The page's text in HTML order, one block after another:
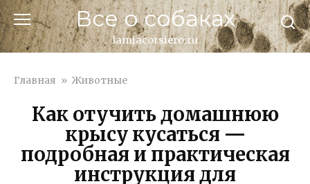
Перейти
к
контенту
Все о собаках
lamiacorsiero.ru
Главная » Животные
Как отучить домашнюю
крысу кусаться —
подробная и практическая
инструкция для